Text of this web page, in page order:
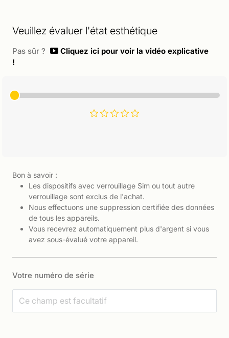
Veuillez évaluer l'état esthétique
Pas sûr ?
Cliquez ici pour voir la vidéo explicative
!
Bon à savoir :
Les dispositifs avec verrouillage Sim ou tout autre
verrouillage sont exclus de l'achat.
Nous effectuons une suppression certifiée des données
de tous les appareils.
Vous recevrez automatiquement plus d'argent si vous
avez sous-évalué votre appareil.
Votre numéro de série